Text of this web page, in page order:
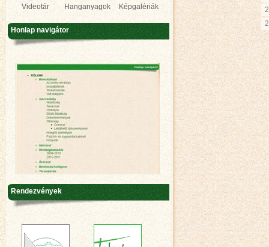
Videotár Hanganyagok Képgalériák
Honlap navigátor
Rendezvények